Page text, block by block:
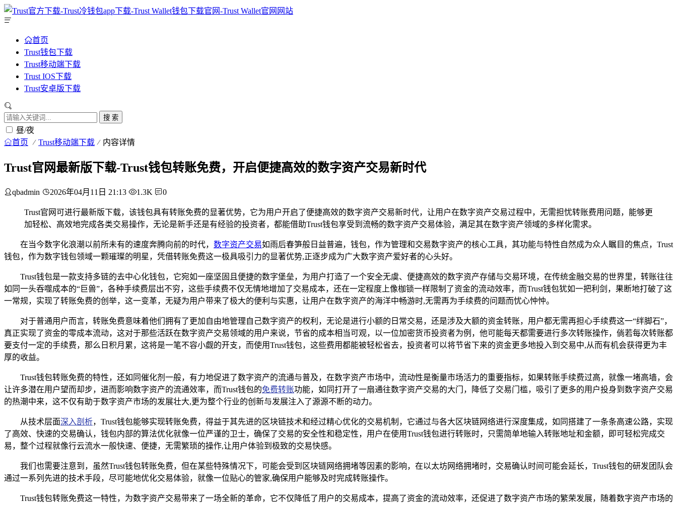
首页
Trust钱包下载
Trust移动端下载
Trust IOS下载
Trust安卓版下载
搜 索
昼/夜
首页 Trust移动端下载 内容详情
Trust官网最新版下载-Trust钱包转账免费，开启便捷高效的数字资产交易新时代
qbadmin 2026年04月11日 21:13 1.3K 0
Trust官网可进行最新版下载，该钱包具有转账免费的显著优势，它为用户开启了便捷高效的数字资产交易新时代，让用户在数字资产交易过程中，无需担忧转账费用问题，能够更
加轻松、高效地完成各类交易操作，无论是新手还是有经验的投资者，都能借助Trust钱包享受到流畅的数字资产交易体验，满足其在数字资产领域的多样化需求。
在当今数字化浪潮以前所未有的速度奔腾向前的时代， 数字资产交易如雨后春笋般日益普遍，钱包，作为管理和交易数字资产的核心工具，其功能与特性自然成为众人瞩目的焦点，Trust
钱包，作为数字钱包领域一颗璀璨的明星，凭借转账免费这一极具吸引力的显著优势,正逐步成为广大数字资产爱好者的心头好。
Trust钱包是一款支持多链的去中心化钱包，它宛如一座坚固且便捷的数字堡垒，为用户打造了一个安全无虞、便捷高效的数字资产存储与交易环境，在传统金融交易的世界里，转账往往
如同一头吞噬成本的“巨兽”，各种手续费层出不穷，这些手续费不仅无情地增加了交易成本，还在一定程度上像枷锁一样限制了资金的流动效率，而Trust钱包犹如一把利剑，果断地打破了这
一常规，实现了转账免费的创举，这一变革，无疑为用户带来了极大的便利与实惠，让用户在数字资产的海洋中畅游时,无需再为手续费的问题而忧心忡忡。
对于普通用户而言，转账免费意味着他们拥有了更加自由地管理自己数字资产的权利，无论是进行小额的日常交易，还是涉及大额的资金转账，用户都无需再担心手续费这一“绊脚石”，
真正实现了资金的零成本流动，这对于那些活跃在数字资产交易领域的用户来说，节省的成本相当可观，以一位加密货币投资者为例，他可能每天都需要进行多次转账操作，倘若每次转账都
要支付一定的手续费，那么日积月累，这将是一笔不容小觑的开支，而使用Trust钱包，这些费用都能被轻松省去，投资者可以将节省下来的资金更多地投入到交易中,从而有机会获得更为丰
厚的收益。
Trust钱包转账免费的特性，还如同催化剂一般，有力地促进了数字资产的流通与普及，在数字资产市场中，流动性是衡量市场活力的重要指标，如果转账手续费过高，就像一堵高墙，会
让许多潜在用户望而却步，进而影响数字资产的流通效率，而Trust钱包的免费转账功能，如同打开了一扇通往数字资产交易的大门，降低了交易门槛，吸引了更多的用户投身到数字资产交易
的热潮中来，这不仅有助于数字资产市场的发展壮大,更为整个行业的创新与发展注入了源源不断的动力。
从技术层面深入剖析，Trust钱包能够实现转账免费，得益于其先进的区块链技术和经过精心优化的交易机制，它通过与各大区块链网络进行深度集成，如同搭建了一条条高速公路，实现
了高效、快速的交易确认，钱包内部的算法优化就像一位严谨的卫士，确保了交易的安全性和稳定性，用户在使用Trust钱包进行转账时，只需简单地输入转账地址和金额，即可轻松完成交
易，整个过程就像行云流水一般快速、便捷，无需繁琐的操作,让用户体验到极致的交易快感。
我们也需要注意到，虽然Trust钱包转账免费，但在某些特殊情况下，可能会受到区块链网络拥堵等因素的影响，在以太坊网络拥堵时，交易确认时间可能会延长，Trust钱包的研发团队会
通过一系列先进的技术手段，尽可能地优化交易体验，就像一位贴心的管家,确保用户能够及时完成转账操作。
Trust钱包转账免费这一特性，为数字资产交易带来了一场全新的革命，它不仅降低了用户的交易成本，提高了资金的流动效率，还促进了数字资产市场的繁荣发展，随着数字资产市场的